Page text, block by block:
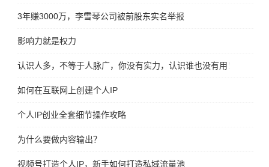
3年赚3000万，李雪琴公司被前股东实名举报
影响力就是权力
认识人多，不等于人脉广，你没有实力，认识谁也没有用！
如何在互联网上创建个人IP
个人IP创业全套细节操作攻略
为什么要做内容输出？
视频号打造个人IP，新手如何打造私域流量池